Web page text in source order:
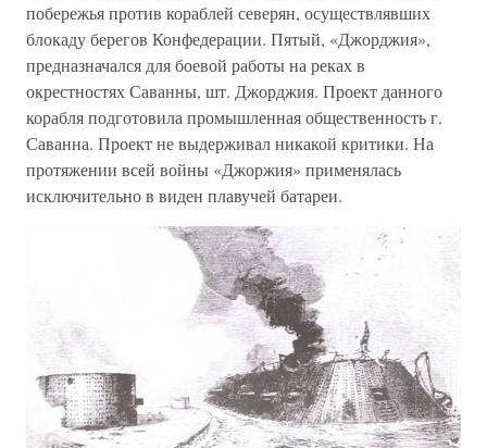
побережья против кораблей северян, осуществлявших
блокаду берегов Конфедерации. Пятый, «Джорджия»,
предназначался для боевой работы на реках в
окрестностях Саванны, шт. Джорджия. Проект данного
корабля подготовила промышленная общественность г.
Саванна. Проект не выдерживал никакой критики. На
протяжении всей войны «Джоржия» применялась
исключительно в виден плавучей батареи.